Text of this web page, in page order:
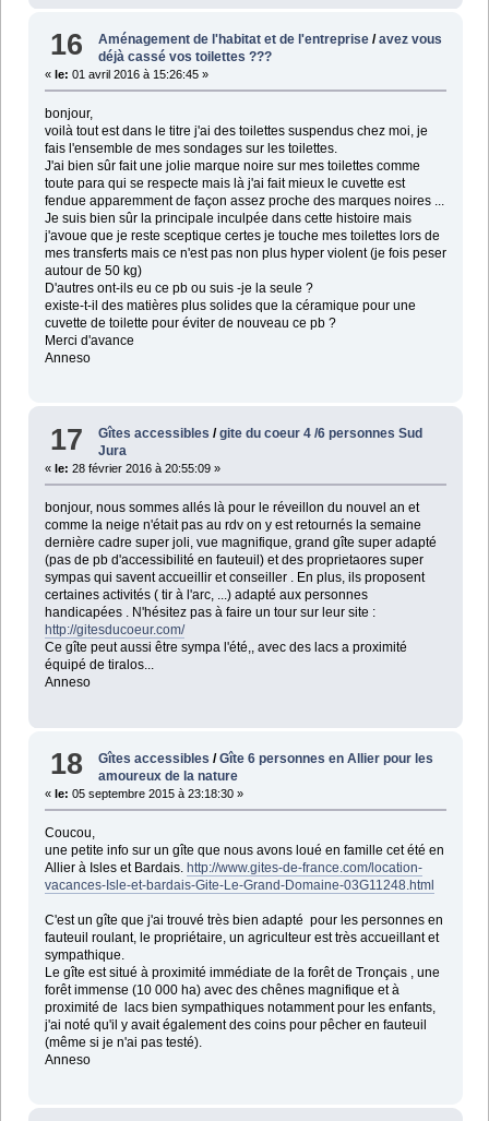
16 Aménagement de l'habitat et de l'entreprise /avez vous
déjà cassé vos toilettes ???
« le: 01 avril 2016 à 15:26:45 »
bonjour,
voilà tout est dans le titre j'ai des toilettes suspendus chez moi, je
fais l'ensemble de mes sondages sur les toilettes.
J'ai bien sûr fait une jolie marque noire sur mes toilettes comme
toute para qui se respecte mais là j'ai fait mieux le cuvette est
fendue apparemment de façon assez proche des marques noires ...
Je suis bien sûr la principale inculpée dans cette histoire mais
j'avoue que je reste sceptique certes je touche mes toilettes lors de
mes transferts mais ce n'est pas non plus hyper violent (je fois peser
autour de 50 kg)
D'autres ont-ils eu ce pb ou suis -je la seule ?
existe-t-il des matières plus solides que la céramique pour une
cuvette de toilette pour éviter de nouveau ce pb ?
Merci d'avance
Anneso
17 Gîtes accessibles /gite du coeur 4 /6 personnes Sud
Jura
« le: 28 février 2016 à 20:55:09 »
bonjour, nous sommes allés là pour le réveillon du nouvel an et
comme la neige n'était pas au rdv on y est retournés la semaine
dernière cadre super joli, vue magnifique, grand gîte super adapté
(pas de pb d'accessibilité en fauteuil) et des proprietaores super
sympas qui savent accueillir et conseiller . En plus, ils proposent
certaines activités ( tir à l'arc, ...) adapté aux personnes
handicapées . N'hésitez pas à faire un tour sur leur site :
http://gitesducoeur.com/
Ce gîte peut aussi être sympa l'été,, avec des lacs a proximité
équipé de tiralos...
Anneso
18 Gîtes accessibles /Gîte 6 personnes en Allier pour les
amoureux de la nature
« le: 05 septembre 2015 à 23:18:30 »
Coucou,
une petite info sur un gîte que nous avons loué en famille cet été en
Allier à Isles et Bardais. http://www.gites-de-france.com/location-
vacances-Isle-et-bardais-Gite-Le-Grand-Domaine-03G11248.html
C'est un gîte que j'ai trouvé très bien adapté pour les personnes en
fauteuil roulant, le propriétaire, un agriculteur est très accueillant et
sympathique.
Le gîte est situé à proximité immédiate de la forêt de Tronçais , une
forêt immense (10 000 ha) avec des chênes magnifique et à
proximité de lacs bien sympathiques notamment pour les enfants,
j'ai noté qu'il y avait également des coins pour pêcher en fauteuil
(même si je n'ai pas testé).
Anneso